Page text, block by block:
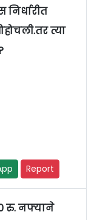
त्या
Report
रु. नफ्याने